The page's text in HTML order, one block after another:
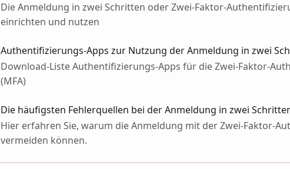
Die Anmeldung in zwei Schritten oder Zwei-Faktor-
einrichten und nutzen
Authentifizierungs-Apps zur Nutzung der Anmeldung in zwei
Download-Liste Authentifizierungs-Apps für die Zwei-Faktor-
(MFA)
Die häufigsten Fehlerquellen bei der Anmeldung in zwei
Hier erfahren Sie, warum die Anmeldung mit der Zwei-Faktor-
vermeiden können.